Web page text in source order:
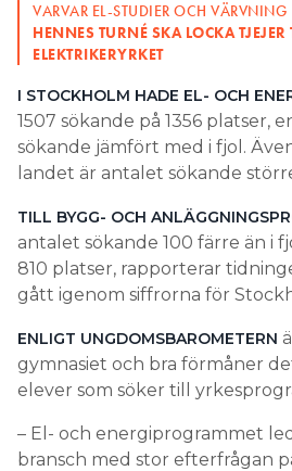
VARVAR EL-STUDIER OCH VÄRVNING
HENNES TURNÉ SKA LOCKA TJEJER
ELEKTRIKERYRKET
I STOCKHOLM HADE EL- OCH
1507 sökande på 1356 platser,
sökande jämfört med i fjol.
landet är antalet sökande
TILL BYGG- OCH
antalet sökande 100 färre än i
810 platser, rapporterar
gått igenom siffrorna för
ENLIGT UNGDOMSBAROMETERN
gymnasiet och bra förmåner
elever som söker till
– El- och energiprogrammet
bransch med stor efterfrågan